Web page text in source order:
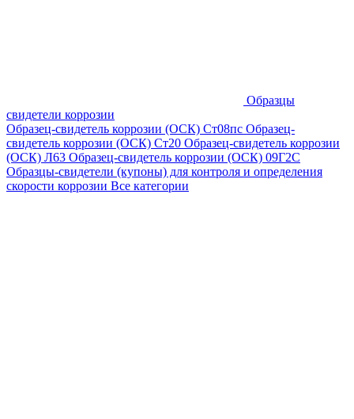
Образцы
свидетели коррозии
Образец-свидетель коррозии (ОСК) Ст08пс Образец-
свидетель коррозии (ОСК) Ст20 Образец-свидетель коррозии
(ОСК) Л63 Образец-свидетель коррозии (ОСК) 09Г2С
Образцы-свидетели (купоны) для контроля и определения
скорости коррозии Все категории